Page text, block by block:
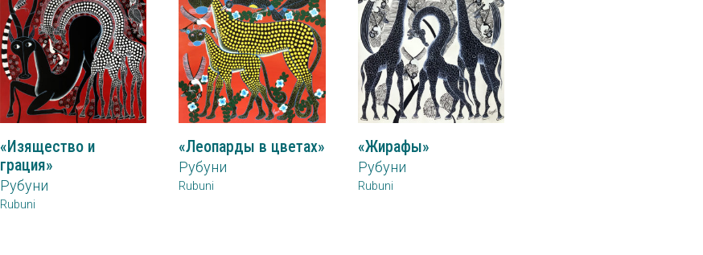
«Изящество и
грация»
Рубуни
Rubuni
«Леопарды в цветах»
Рубуни
Rubuni
«Жирафы»
Рубуни
Rubuni